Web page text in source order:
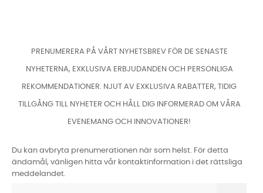
PRENUMERERA PÅ VÅRT NYHETSBREV FÖR DE SENASTE
NYHETERNA, EXKLUSIVA ERBJUDANDEN OCH PERSONLIGA
REKOMMENDATIONER. NJUT AV EXKLUSIVA RABATTER, TIDIG
TILLGÅNG TILL NYHETER OCH HÅLL DIG INFORMERAD OM VÅRA
EVENEMANG OCH INNOVATIONER!
Du kan avbryta prenumerationen när som helst. För detta
ändamål, vänligen hitta vår kontaktinformation i det rättsliga
meddelandet.